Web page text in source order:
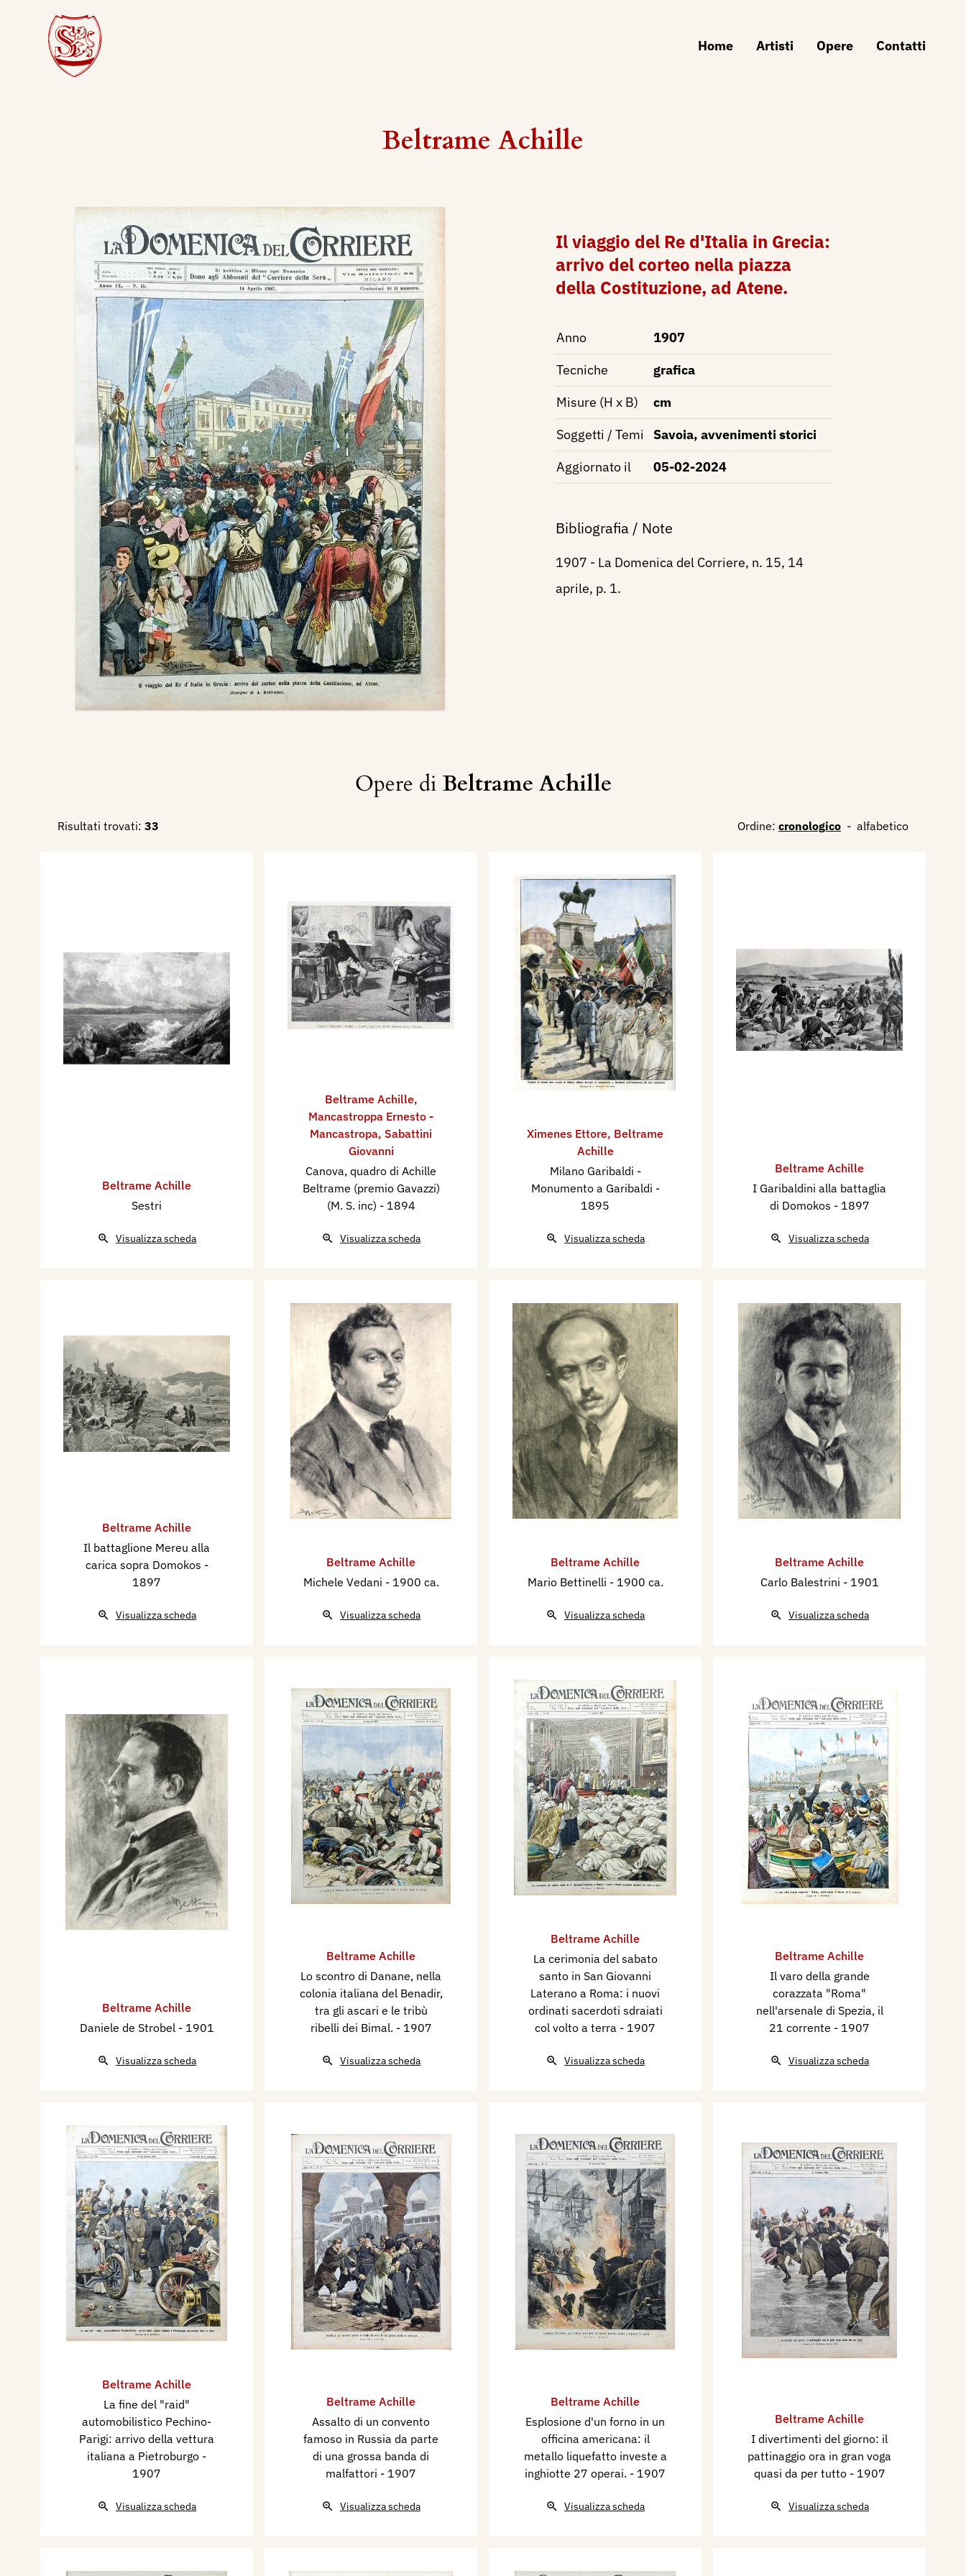
Home Artisti Opere Contatti
Beltrame Achille
Il viaggio del Re d'Italia in Grecia:
arrivo del corteo nella piazza
della Costituzione, ad Atene.
Anno
1907
Tecniche
grafica
Misure (H x B)
cm
Soggetti / Temi
Savoia, avvenimenti storici
Aggiornato il
05-02-2024
Bibliografia / Note
1907 - La Domenica del Corriere, n. 15, 14
aprile, p. 1.
Opere diBeltrame Achille
Risultati trovati: 33 Ordine: cronologico - alfabetico
Beltrame Achille
Sestri
Visualizza scheda
Beltrame Achille,
Mancastroppa Ernesto -
Mancastropa, Sabattini
Giovanni
Canova, quadro di Achille
Beltrame (premio Gavazzi)
(M. S. inc) - 1894
Visualizza scheda
Ximenes Ettore, Beltrame
Achille
Milano Garibaldi -
Monumento a Garibaldi -
1895
Visualizza scheda
Beltrame Achille
I Garibaldini alla battaglia
di Domokos - 1897
Visualizza scheda
Beltrame Achille
Il battaglione Mereu alla
carica sopra Domokos -
1897
Visualizza scheda
Beltrame Achille
Michele Vedani - 1900 ca.
Visualizza scheda
Beltrame Achille
Mario Bettinelli - 1900 ca.
Visualizza scheda
Beltrame Achille
Carlo Balestrini - 1901
Visualizza scheda
Beltrame Achille
Daniele de Strobel - 1901
Visualizza scheda
Beltrame Achille
Lo scontro di Danane, nella
colonia italiana del Benadir,
tra gli ascari e le tribù
ribelli dei Bimal. - 1907
Visualizza scheda
Beltrame Achille
La cerimonia del sabato
santo in San Giovanni
Laterano a Roma: i nuovi
ordinati sacerdoti sdraiati
col volto a terra - 1907
Visualizza scheda
Beltrame Achille
Il varo della grande
corazzata "Roma"
nell'arsenale di Spezia, il
21 corrente - 1907
Visualizza scheda
Beltrame Achille
La fine del "raid"
automobilistico Pechino-
Parigi: arrivo della vettura
italiana a Pietroburgo -
1907
Visualizza scheda
Beltrame Achille
Assalto di un convento
famoso in Russia da parte
di una grossa banda di
malfattori - 1907
Visualizza scheda
Beltrame Achille
Esplosione d'un forno in un
officina americana: il
metallo liquefatto investe a
inghiotte 27 operai. - 1907
Visualizza scheda
Beltrame Achille
I divertimenti del giorno: il
pattinaggio ora in gran voga
quasi da per tutto - 1907
Visualizza scheda